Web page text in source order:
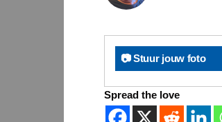
📷 Stuur jouw foto
Spread the love